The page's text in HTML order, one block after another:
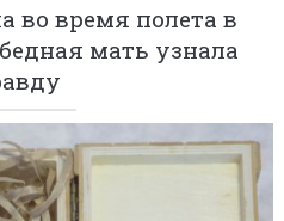
во время полета в
мать узнала